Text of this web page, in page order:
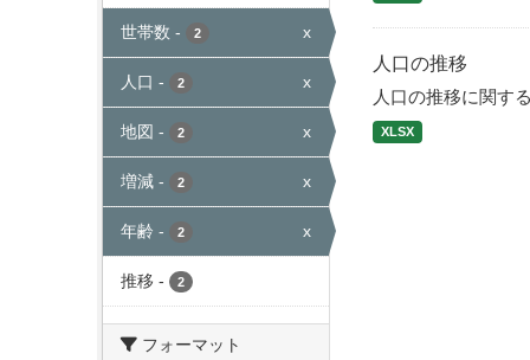
世帯数 - 2 x
人口 - 2 x
地図 - 2 x
増減 - 2 x
年齢 - 2 x
推移 - 2
フォーマット
人口の推移
人口の推移に関す
XLSX